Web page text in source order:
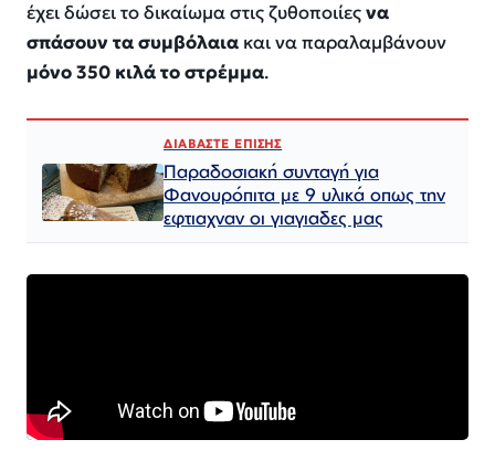
έχει δώσει το δικαίωμα στις ζυθοποιίεςνα
σπάσουν τα συμβόλαια και να παραλαμβάνουν
μόνο 350 κιλά το στρέμμα.
ΔΙΑΒΑΣΤΕ ΕΠΙΣΗΣ
Παραδοσιακή συνταγή για
Φανουρόπιτα με 9 υλικά οπως την
εφτιαχναν οι γιαγιαδες μας